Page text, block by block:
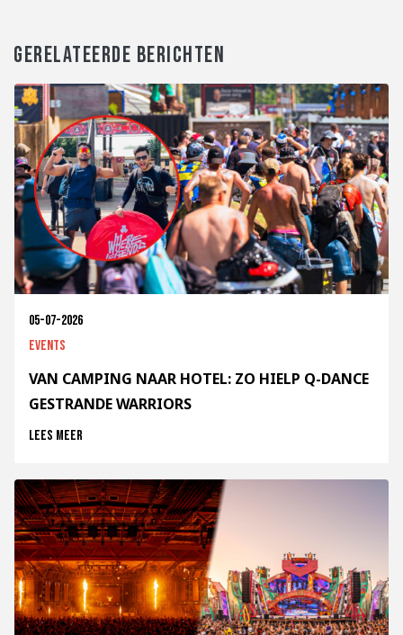
GERELATEERDE BERICHTEN
05-07-2026
Events
VAN CAMPING NAAR HOTEL: ZO HIELP Q-DANCE
GESTRANDE WARRIORS
Lees meer